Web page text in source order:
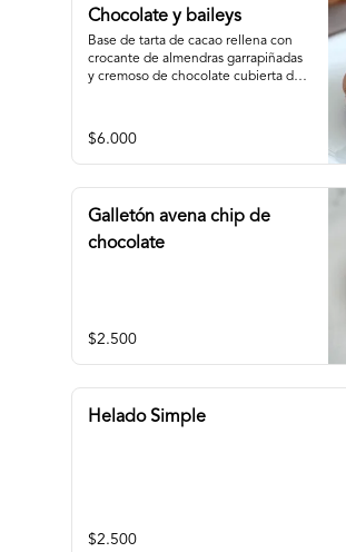
Chocolate y baileys
Base de tarta de cacao rellena con
crocante de almendras garrapiñadas
y cremoso de chocolate cubierta de
$6.000
Galletón avena chip de
chocolate
$2.500
Helado Simple
$2.500